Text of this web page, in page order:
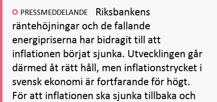
PRESSMEDDELANDE
Riksbankens
räntehöjningar och de fallande
energipriserna har bidragit till att
inflationen börjat sjunka. Utvecklingen går
därmed åt rätt håll, men inflationstrycket i
svensk ekonomi är fortfarande för högt.
För att inflationen ska sjunka tillbaka och